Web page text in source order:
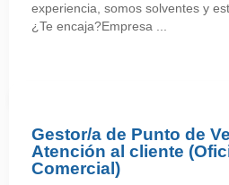
experiencia, somos solventes y
¿Te encaja?Empresa ...
Gestor/a de Punto de
Atención al cliente
Comercial)